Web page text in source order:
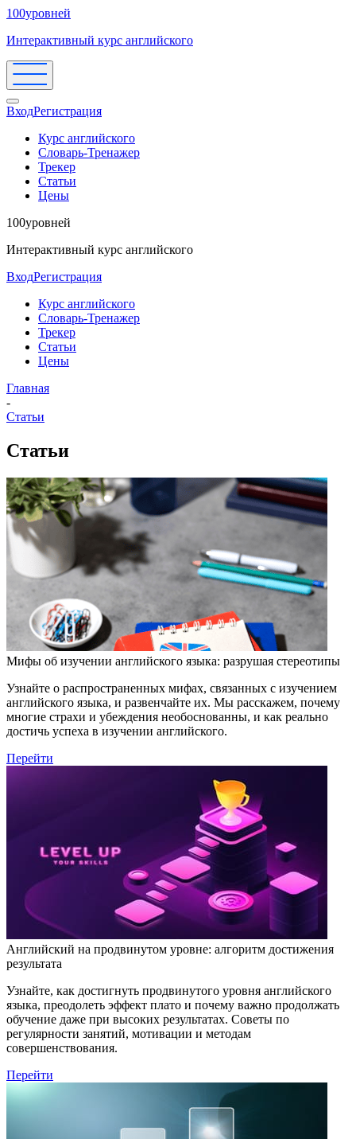
100уровней
Интерактивный курс английского
ВходРегистрация
Курс английского
Словарь-Тренажер
Трекер
Статьи
Цены
100уровней
Интерактивный курс английского
ВходРегистрация
Курс английского
Словарь-Тренажер
Трекер
Статьи
Цены
Главная
-
Статьи
Статьи
Мифы об изучении английского языка: разрушая стереотипы
Узнайте о распространенных мифах, связанных с изучением
английского языка, и развенчайте их. Мы расскажем, почему
многие страхи и убеждения необоснованны, и как реально
достичь успеха в изучении английского.
Перейти
Английский на продвинутом уровне: алгоритм достижения
результата
Узнайте, как достигнуть продвинутого уровня английского
языка, преодолеть эффект плато и почему важно продолжать
обучение даже при высоких результатах. Советы по
регулярности занятий, мотивации и методам
совершенствования.
Перейти